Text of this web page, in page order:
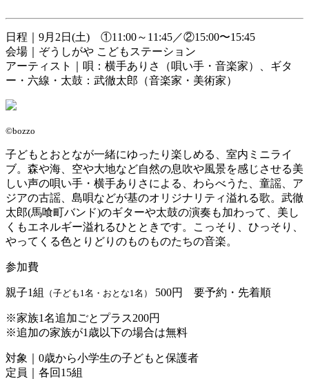
日程｜ 9月2日(土) ①11:00～11:45／②15:00〜15:45
会場｜ ぞうしがや こどもステーション
アーティスト｜ 唄：横手ありさ （唄い手・音楽家）
、ギタ
ー・六線・太鼓：武徹太郎 （音楽家・美術家）
©bozzo
子どもとおとなが一緒にゆったり楽しめる、室内ミニライ
ブ。森や海、空や大地など自然の息吹や風景を感じさせる美
しい声の唄い手・横手ありさによる、わらべうた、童謡、ア
ジアの古謡、島唄などが基のオリジナリティ溢れる歌。武徹
太郎(馬喰町バンド)のギターや太鼓の演奏も加わって、美し
くもエネルギー溢れるひとときです。こっそり、ひっそり、
やってくる色とりどりのものものたちの音楽。
参加費
親子1組 （子ども1名・おとな1名） 500円 要予約・先着順
※家族1名追加ごとプラス200円
※追加の家族が1歳以下の場合は無料
対象｜ 0歳から小学生の子どもと保護者
定員｜ 各回15組